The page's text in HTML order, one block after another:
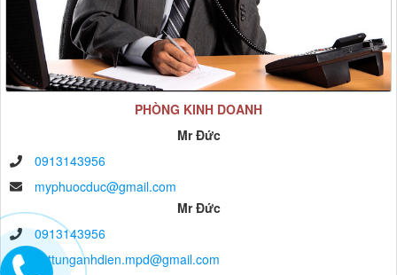
PHÒNG KINH DOANH
Mr Đức
0913143956
myphuocduc@gmail.com
Mr Đức
0913143956
vattunganhdien.mpd@gmail.com